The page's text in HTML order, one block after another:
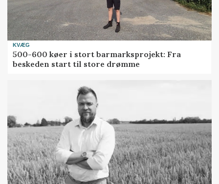
KVÆG
500-600 køer i stort barmarksprojekt: Fra
beskeden start til store drømme